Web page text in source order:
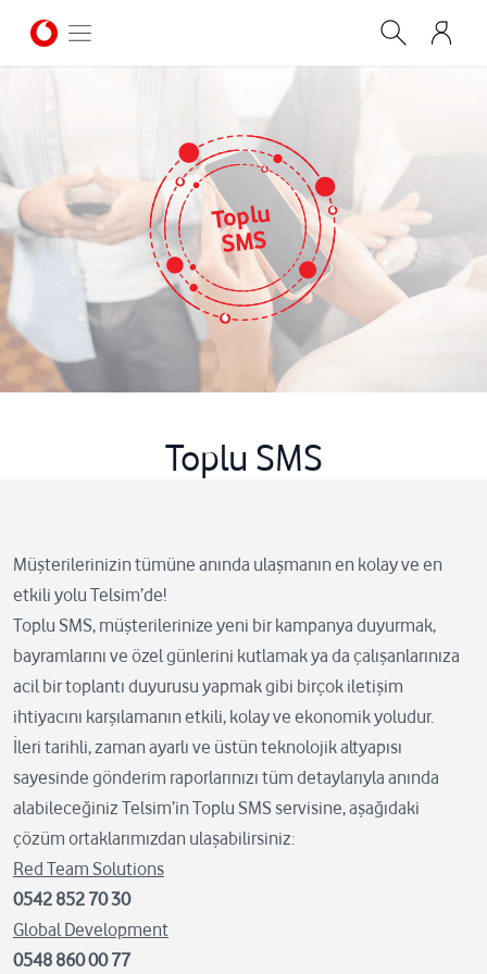
Toplu SMS
Müşterilerinizin tümüne anında ulaşmanın en kolay ve en
etkili yolu Telsim’de!
Toplu SMS, müşterilerinize yeni bir kampanya duyurmak,
bayramlarını ve özel günlerini kutlamak ya da çalışanlarınıza
acil bir toplantı duyurusu yapmak gibi birçok iletişim
ihtiyacını karşılamanın etkili, kolay ve ekonomik yoludur.
İleri tarihli, zaman ayarlı ve üstün teknolojik altyapısı
sayesinde gönderim raporlarınızı tüm detaylarıyla anında
alabileceğiniz Telsim’in Toplu SMS servisine, aşağıdaki
çözüm ortaklarımızdan ulaşabilirsiniz:
Red Team Solutions
0542 852 70 30
Global Development
0548 860 00 77